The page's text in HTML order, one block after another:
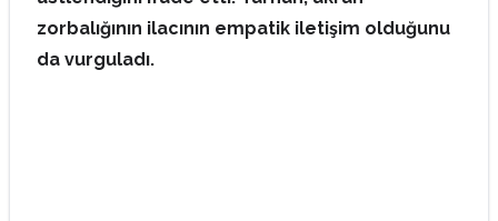
zorbalığının ilacının empatik iletişim olduğunu
da vurguladı.